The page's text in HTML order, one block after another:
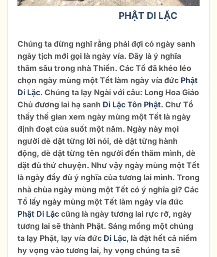
PHẬT DI LẶCLÀ
Chúng ta đừng nghĩ rằng phải đợi có ngày sanh
ngày tịch mới gọi là ngày vía. Đây là ý nghĩa
thâm sâu trong nhà Thiền. Các Tổ đã khéo léo
chọn ngày mùng một Tết làm ngày vía đức Phật
Di Lặc. Chúng ta lạy Ngài với câu: Long Hoa Giáo
Chủ đương lai hạ sanh Di Lặc Tôn Phật. Chư Tổ
thấy thế gian xem ngày mùng một Tết là ngày
định đoạt của suốt một năm. Ngày này mọi
người dè dặt từng lời nói, dè dặt từng hành
động, dè dặt từng tên người đến thăm mình, dè
dặt đủ thứ chuyện. Như vậy ngày mùng một Tết
là ngày đầy đủ ý nghĩa của tương lai mình. Trong
nhà chùa ngày mùng một Tết có ý nghĩa gì? Các
Tổ lấy ngày mùng một Tết làm ngày vía đức
Phật Di Lặc cũng là ngày tương lai rực rỡ, ngày
tương lai sẽ thành Phật. Sáng mồng một chúng
ta lạy Phật, lạy vía đức Di Lặc, là đặt hết cả niềm
hy vọng vào tương lai, hy vọng chúng ta sẽ